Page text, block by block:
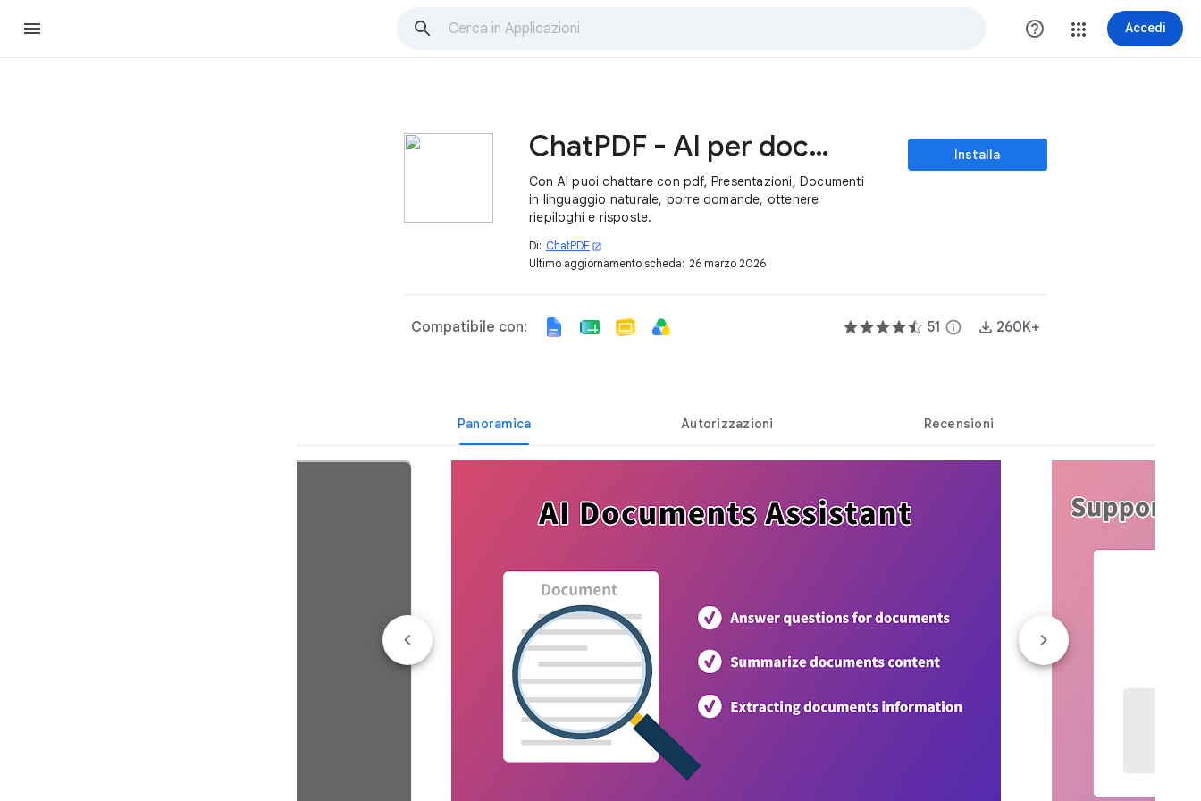
help_outline Accedi
ChatPDF - AI per documenti
Con AI puoi chattare con pdf, Presentazioni, Documenti
in linguaggio naturale, porre domande, ottenere
riepiloghi e risposte.
Di: ChatPDF open_in_new
Ultimo aggiornamento scheda: 26 marzo 2026
Installa
Compatibile con: 51 info 260K+
Panoramica Autorizzazioni Recensioni